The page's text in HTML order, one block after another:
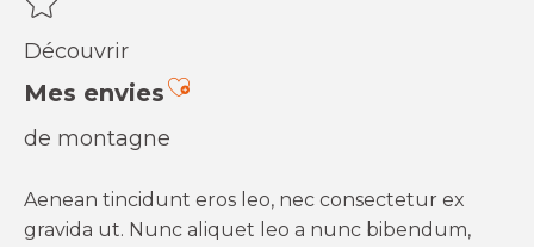
Découvrir
Mes enviesAjouter aux favoris
de montagne
Aenean tincidunt eros leo, nec consectetur ex
gravida ut. Nunc aliquet leo a nunc bibendum,